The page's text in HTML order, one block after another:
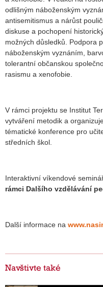
odlišným náboženským
antisemitismus a nárůst
diskuse a pochopení
možných důsledků. Podpora
náboženským vyznáním,
tolerantní občanskou
rasismu a xenofobie.
V rámci projektu se Institut
vytváření metodik a
tématické konference pro
středních škol.
Interaktivní víkendové
rámci Dalšího vzdělávání
Další informace na
Navštivte také